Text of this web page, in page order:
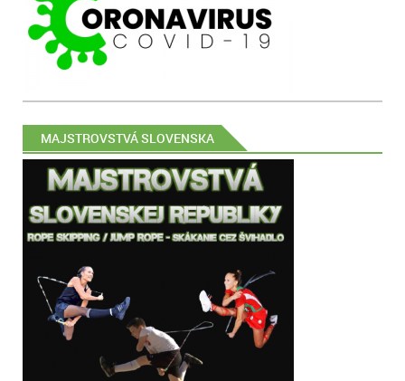
MAJSTROVSTVÁ SLOVENSKA